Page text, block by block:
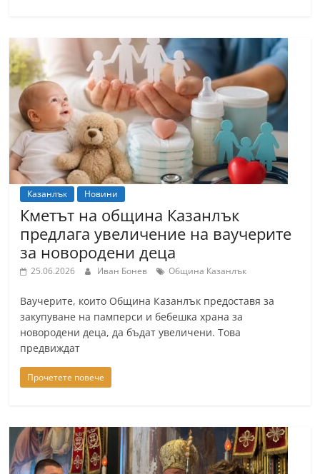
Казанлък Новини
Кметът на община Казанлък
предлага увеличение на ваучерите
за новородени деца
25.06.2026 Иван Бонев Община Казанлък
Ваучерите, които Община Казанлък предоставя за
закупуване на памперси и бебешка храна за
новородени деца, да бъдат увеличени. Това
предвиждат
Прочетете повече